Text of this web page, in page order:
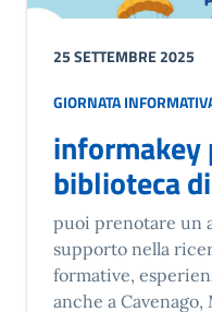
25 SETTEMBRE 2025
GIORNATA
informakey
biblioteca
puoi prenotare un
supporto nella
formative,
anche a Cavenago,